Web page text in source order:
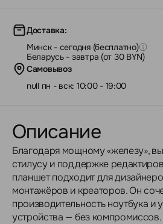
Доставка:
Минск - сегодня (бесплатно)
Беларусь - завтра (от 30 BYN)
Самовывоз
null пн - вск: 10:00 - 19:00
Описание
Благодаря мощному «железу»,
стилусу и поддержке
планшет подходит для
монтажёров и креаторов. Он
производительность ноутбука и
устройства — без компромиссов.